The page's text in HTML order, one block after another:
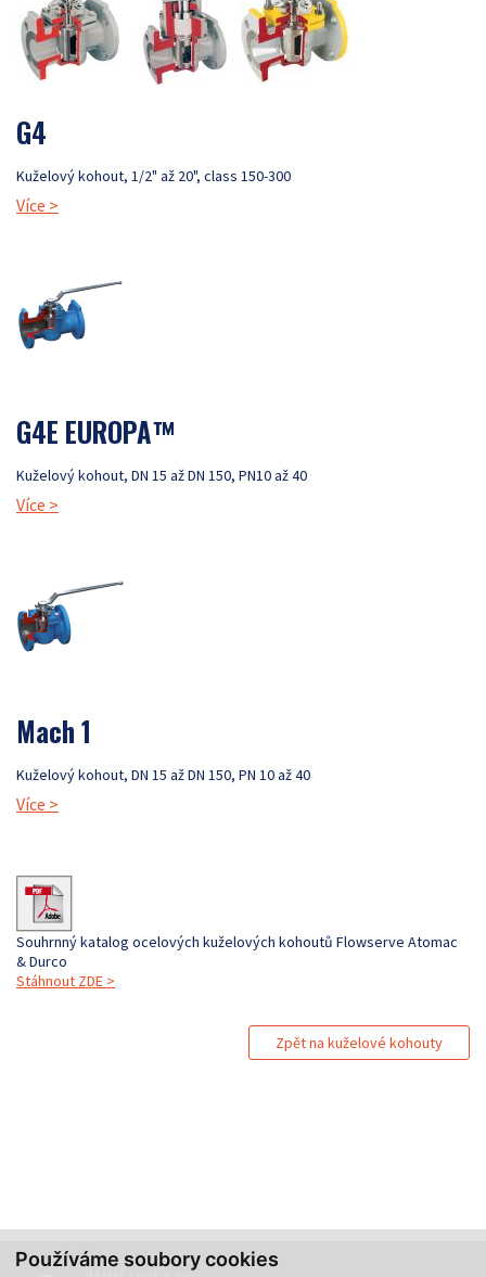
Používáme soubory cookies
G4
Kuželový kohout, 1/2" až 20", class 150-300
Více >
G4E EUROPA™
Kuželový kohout, DN 15 až DN 150, PN10 až 40
Více >
Mach 1
Kuželový kohout, DN 15 až DN 150, PN 10 až 40
Více >
Souhrnný katalog ocelových kuželových kohoutů Flowserve Atomac
& Durco
Stáhnout ZDE >
Zpět na kuželové kohouty